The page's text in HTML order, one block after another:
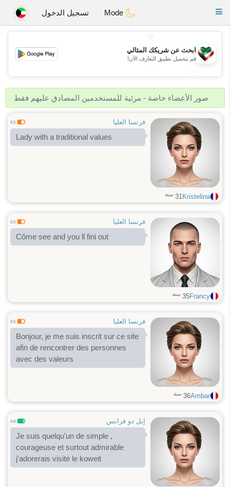
KuwaitChat
Toggle
تسجيل الدخول
💖
💕
ابحث عن شريكك المثالي
قم بتحميل تطبيق التعارف الآن!
صور الأعضاء خاصة - مرئية للمستخدمين المصادق عليهم فقط
فرنسا العليا 0.5
Lady with a traditional values
Kristelina
31 سنة
فرنسا العليا 0.5
Côme see and you ll fini out
Francy
35 سنة
فرنسا العليا 0.5
Bonjour, je me suis inscrit sur ce site
afin de rencontrer des personnes
avec des valeurs
Ambar
36 سنة
إيل دو فرانس 0.8
Je suis quelqu'un de simple ,
courageuse et surtout admirable
j'adorerais visité le koweit